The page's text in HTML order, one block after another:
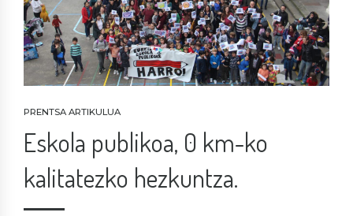
PRENTSA ARTIKULUA
Eskola publikoa, 0 km-ko
kalitatezko hezkuntza.